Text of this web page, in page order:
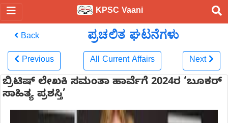
KPSC Vaani
Back ಪ್ರಚಲಿತ ಘಟನೆಗಳು
Previous All Current Affairs Next
ಬ್ರಿಟಿಷ್ ಲೇಖಕಿ ಸಮಂತಾ ಹಾರ್ವೆಗೆ 2024ರ ‘ಬೂಕರ್‌
ಸಾಹಿತ್ಯ ಪ್ರಶಸ್ತಿ’